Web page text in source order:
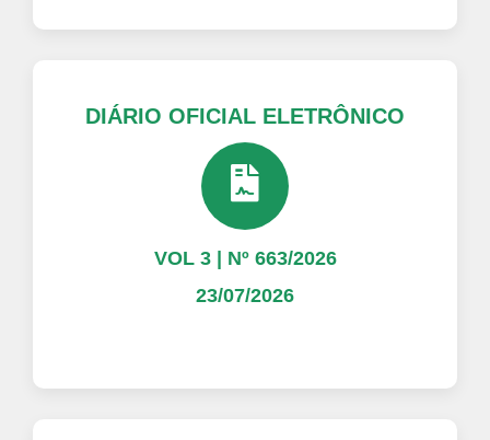
DIÁRIO OFICIAL ELETRÔNICO
VOL 3 | Nº 663/2026
23/07/2026